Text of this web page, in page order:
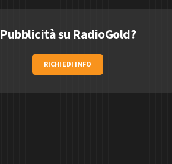
Pubblicità su RadioGold?
RICHIEDI INFO